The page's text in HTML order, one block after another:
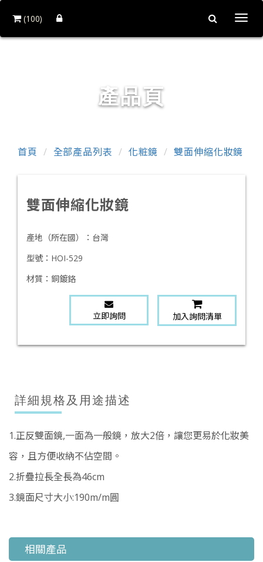
(100)
產品頁
首頁 全部產品列表 化粧鏡 雙面伸縮化妝鏡
雙面伸縮化妝鏡
產地（所在國）： 台灣
型號： HOI-529
材質： 銅鍍鉻
立即詢問 加入詢問清單
詳細規格及用途描述
1.正反雙面鏡,一面為一般鏡，放大2倍，讓您更易於化妝美
容，且方便收納不佔空間。
2.折疊拉長全長為46cm
3.鏡面尺寸大小:190m/m圓
相關產品